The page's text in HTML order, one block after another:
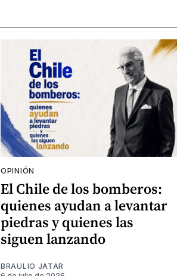
OPINIÓN
El Chile de los bomberos:
quienes ayudan a levantar
piedras y quienes las
siguen lanzando
BRAULIO JATAR